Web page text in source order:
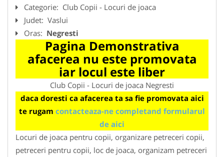
Categorie: Club Copii - Locuri de joaca
Judet: Vaslui
Oras: Negresti
Pagina Demonstrativa
afacerea nu este promovata
iar locul este liber
Club Copii - Locuri de joaca Negresti
daca doresti ca afacerea ta sa fie promovata aici
te rugam contacteaza-ne completand formularul
de aici
Locuri de joaca pentru copii, organizare petreceri copii,
petreceri pentru copii, loc de joaca, organizam petreceri